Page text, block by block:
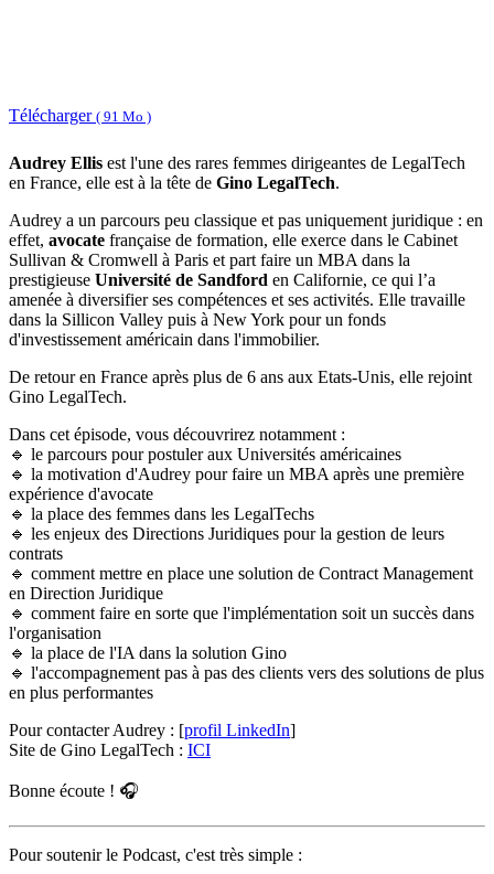
Télécharger ( 91 Mo )
Audrey Ellis est l'une des rares femmes dirigeantes de LegalTech
en France, elle est à la tête de Gino LegalTech.
Audrey a un parcours peu classique et pas uniquement juridique : en
effet, avocate française de formation, elle exerce dans le Cabinet
Sullivan & Cromwell à Paris et part faire un MBA dans la
prestigieuse Université de Sandford en Californie, ce qui l’a
amenée à diversifier ses compétences et ses activités. Elle travaille
dans la Sillicon Valley puis à New York pour un fonds
d'investissement américain dans l'immobilier.
De retour en France après plus de 6 ans aux Etats-Unis, elle rejoint
Gino LegalTech.
Dans cet épisode, vous découvrirez notamment :
🔹 le parcours pour postuler aux Universités américaines
🔹 la motivation d'Audrey pour faire un MBA après une première
expérience d'avocate
🔹 la place des femmes dans les LegalTechs
🔹 les enjeux des Directions Juridiques pour la gestion de leurs
contrats
🔹 comment mettre en place une solution de Contract Management
en Direction Juridique
🔹 comment faire en sorte que l'implémentation soit un succès dans
l'organisation
🔹 la place de l'IA dans la solution Gino
🔹 l'accompagnement pas à pas des clients vers des solutions de plus
en plus performantes
Pour contacter Audrey : [profil LinkedIn]
Site de Gino LegalTech : ICI
Bonne écoute ! 🎧
Pour soutenir le Podcast, c'est très simple :